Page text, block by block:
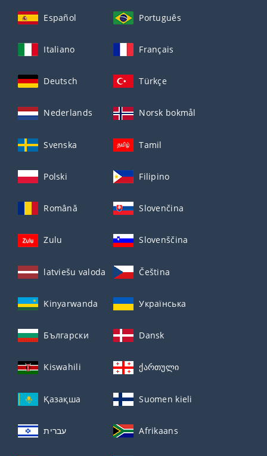
Español Português
Italiano Français
Deutsch Türkçe
Nederlands Norsk bokmål
Svenska Tamil
Polski Filipino
Română Slovenčina
Zulu Slovenščina
latviešu valoda Čeština
Kinyarwanda Українська
Български Dansk
Kiswahili ქართული
Қазақша Suomen kieli
עברית Afrikaans